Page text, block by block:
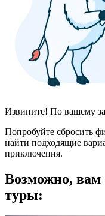
Извините! По вашему
Попробуйте сбросить
найти подходящие
приключения.
Возможно, вам
туры: